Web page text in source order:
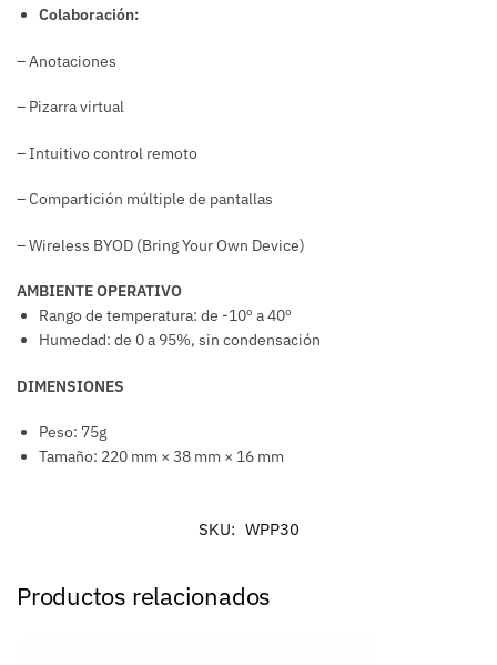
Colaboración:
– Anotaciones
– Pizarra virtual
– Intuitivo control remoto
– Compartición múltiple de pantallas
– Wireless BYOD (Bring Your Own Device)
AMBIENTE OPERATIVO
Rango de temperatura: de -10º a 40º
Humedad: de 0 a 95%, sin condensación
DIMENSIONES
Peso: 75g
Tamaño: 220 mm × 38 mm × 16 mm
SKU: WPP30
Productos relacionados